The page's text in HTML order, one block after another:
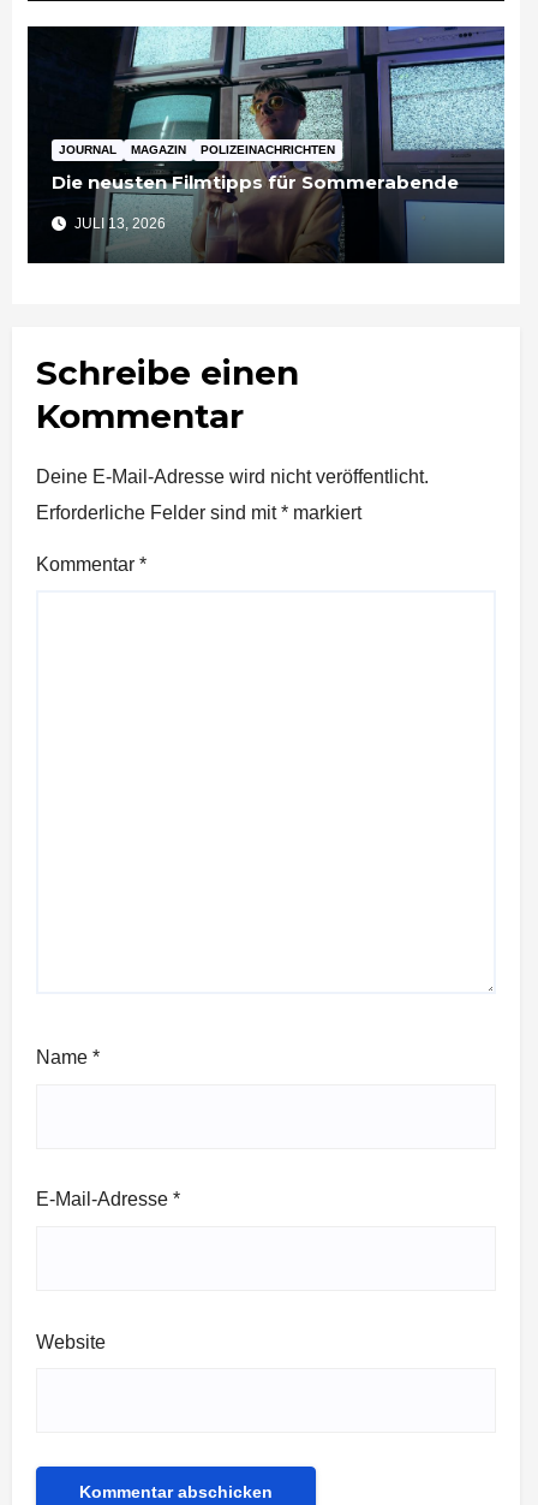
JOURNAL MAGAZIN POLIZEINACHRICHTEN
Die neusten Filmtipps für Sommerabende
JULI 13, 2026
Schreibe einen
Kommentar
Deine E-Mail-Adresse wird nicht veröffentlicht.
Erforderliche Felder sind mit* markiert
Kommentar *
Name *
E-Mail-Adresse *
Website